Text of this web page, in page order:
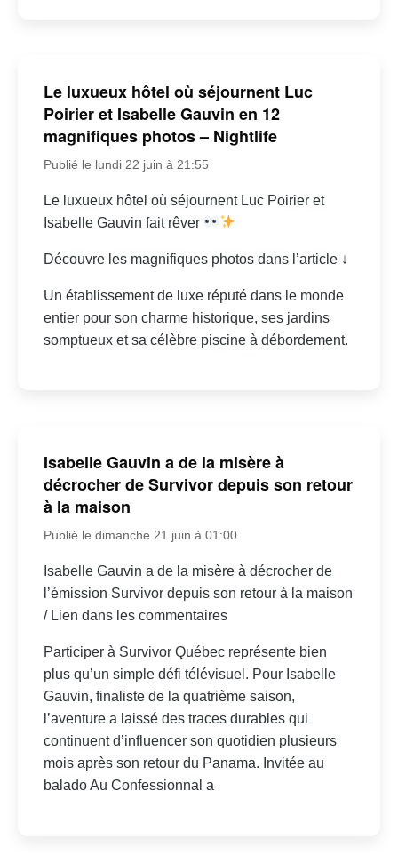
Le luxueux hôtel où séjournent Luc
Poirier et Isabelle Gauvin en 12
magnifiques photos – Nightlife
Publié le lundi 22 juin à 21:55
Le luxueux hôtel où séjournent Luc Poirier et
Isabelle Gauvin fait rêver
Découvre les magnifiques photos dans l’article ↓
Un établissement de luxe réputé dans le monde
entier pour son charme historique, ses jardins
somptueux et sa célèbre piscine à débordement.
Isabelle Gauvin a de la misère à
décrocher de Survivor depuis son retour
à la maison
Publié le dimanche 21 juin à 01:00
Isabelle Gauvin a de la misère à décrocher de
l’émission Survivor depuis son retour à la maison
/ Lien dans les commentaires
Participer à Survivor Québec représente bien
plus qu’un simple défi télévisuel. Pour Isabelle
Gauvin, finaliste de la quatrième saison,
l’aventure a laissé des traces durables qui
continuent d’influencer son quotidien plusieurs
mois après son retour du Panama. Invitée au
balado Au Confessionnal a